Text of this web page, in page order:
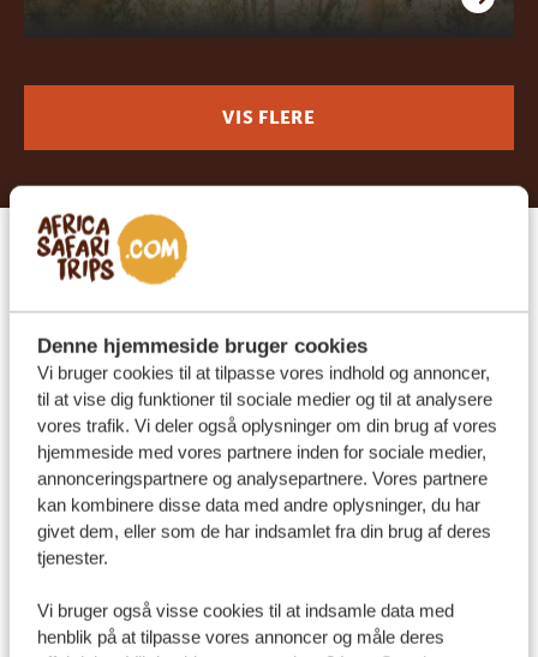
Denne hjemmeside bruger cookies
Vi bruger cookies til at tilpasse vores indhold og annoncer,
til at vise dig funktioner til sociale medier og til at analysere
vores trafik. Vi deler også oplysninger om din brug af vores
hjemmeside med vores partnere inden for sociale medier,
annonceringspartnere og analysepartnere. Vores partnere
kan kombinere disse data med andre oplysninger, du har
givet dem, eller som de har indsamlet fra din brug af deres
tjenester.
Vi bruger også visse cookies til at indsamle data med
henblik på at tilpasse vores annoncer og måle deres
VIS FLERE
4. Hvad er det mest uforglemmelige øjeblik med
naturen, du har haft?
Jeg husker det øjeblik, som var det i går. Da vi var på
vej ned ad bjerget under en gruppevandring i
Mgahinga, mødte vi en skovelefant med sin kalv, der
græssede ved foden af ​​bjerget nær stien. Elefanten så
os og gik pludseligt til angreb. Vores guide instruerede
os straks i at sætte os ned og forholde os helt stille,
mens vi ventede på, at en UWA-ranger fra en anden
og sikkert omdirigere elefanten. Udmattede og
skrækslagne forblev vi helt stille. Trods frygten var